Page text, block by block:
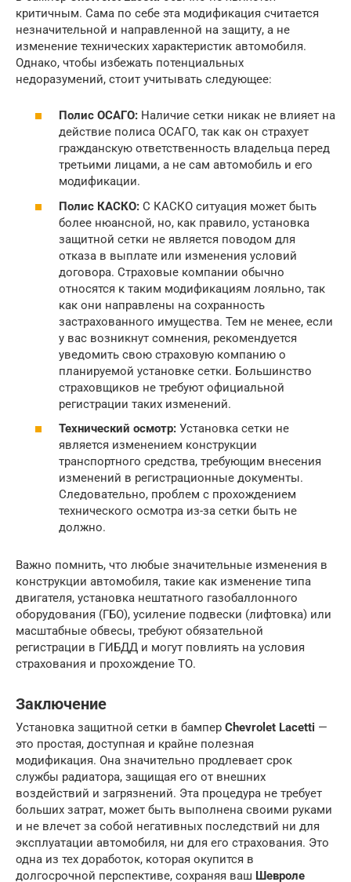
критичным. Сама по себе эта модификация считается
незначительной и направленной на защиту, а не
изменение технических характеристик автомобиля.
Однако, чтобы избежать потенциальных
недоразумений, стоит учитывать следующее:
Полис ОСАГО: Наличие сетки никак не влияет на
действие полиса ОСАГО, так как он страхует
гражданскую ответственность владельца перед
третьими лицами, а не сам автомобиль и его
модификации.
Полис КАСКО: С КАСКО ситуация может быть
более нюансной, но, как правило, установка
защитной сетки не является поводом для
отказа в выплате или изменения условий
договора. Страховые компании обычно
относятся к таким модификациям лояльно, так
как они направлены на сохранность
застрахованного имущества. Тем не менее, если
у вас возникнут сомнения, рекомендуется
уведомить свою страховую компанию о
планируемой установке сетки. Большинство
страховщиков не требуют официальной
регистрации таких изменений.
Технический осмотр: Установка сетки не
является изменением конструкции
транспортного средства, требующим внесения
изменений в регистрационные документы.
Следовательно, проблем с прохождением
технического осмотра из-за сетки быть не
должно.
Важно помнить, что любые значительные изменения в
конструкции автомобиля, такие как изменение типа
двигателя, установка нештатного газобаллонного
оборудования (ГБО), усиление подвески (лифтовка) или
масштабные обвесы, требуют обязательной
регистрации в ГИБДД и могут повлиять на условия
страхования и прохождение ТО.
Заключение
Установка защитной сетки в бампер Chevrolet Lacetti —
это простая, доступная и крайне полезная
модификация. Она значительно продлевает срок
службы радиатора, защищая его от внешних
воздействий и загрязнений. Эта процедура не требует
больших затрат, может быть выполнена своими руками
и не влечет за собой негативных последствий ни для
эксплуатации автомобиля, ни для его страхования. Это
одна из тех доработок, которая окупится в
долгосрочной перспективе, сохраняя ваш Шевроле